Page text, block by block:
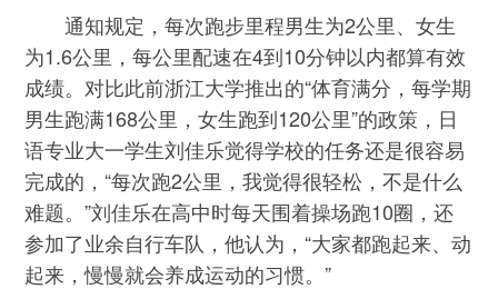
通知规定，每次跑步里程男生为2公里、女生
为1.6公里，每公里配速在4到10分钟以内都算有效
成绩。对比此前浙江大学推出的“体育满分，每学期
男生跑满168公里，女生跑到120公里”的政策，日
语专业大一学生刘佳乐觉得学校的任务还是很容易
完成的，“每次跑2公里，我觉得很轻松，不是什么
难题。”刘佳乐在高中时每天围着操场跑10圈，还
参加了业余自行车队，他认为，“大家都跑起来、动
起来，慢慢就会养成运动的习惯。”